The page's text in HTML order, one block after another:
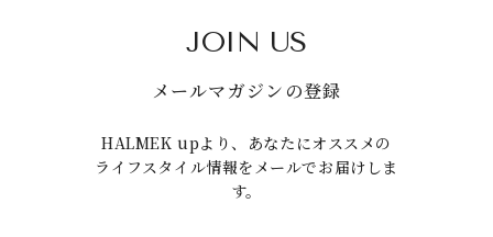
JOIN US
メールマガジンの登録
HALMEK upより、あなたにオススメの
ライフスタイル情報をメールでお届けしま
す。